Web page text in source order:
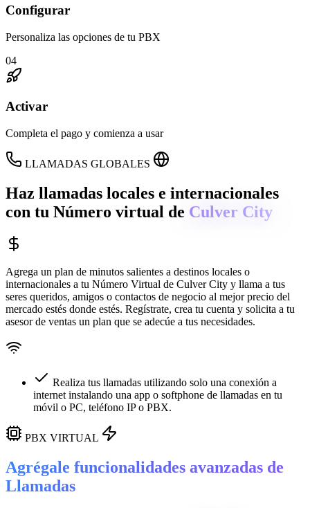
Configurar
Personaliza las opciones de tu PBX
04
Activar
Completa el pago y comienza a usar
LLAMADAS GLOBALES
Haz llamadas locales e internacionales
con tu Número virtual de Culver City
Agrega un plan de minutos salientes a destinos locales o
internacionales a tu Número Virtual de Culver City y llama a tus
seres queridos, amigos o contactos de negocio al mejor precio del
mercado estés donde estés. Regístrate, crea tu cuenta y solicita a tu
asesor de ventas un plan que se adecúe a tus necesidades.
Realiza tus llamadas utilizando solo una conexión a
internet instalando una app o softphone de llamadas en tu
móvil o PC, teléfono IP o PBX.
PBX VIRTUAL
Agrégale funcionalidades avanzadas de
Llamadas